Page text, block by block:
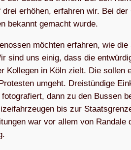
erhö­hen, erfah­ren wir. Bei
bekannt gemacht wurde.
möch­ten erfah­ren, wie
sind uns einig, dass die
Kolle­gen in Köln zielt. Die sol­len
umgeht. Drei­stün­dige
dann zu den Bus­sen
bis zur
war vor allem von